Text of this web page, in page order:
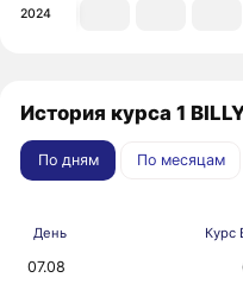
2024
История курса 1
По дням По месяцам
День Курс
07.08